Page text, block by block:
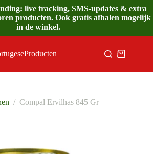
live tracking, SMS-updates & extra
producten. Ook gratis afhalen mogelijk
in de winkel.
/ Compal Ervilhas 845 Gr